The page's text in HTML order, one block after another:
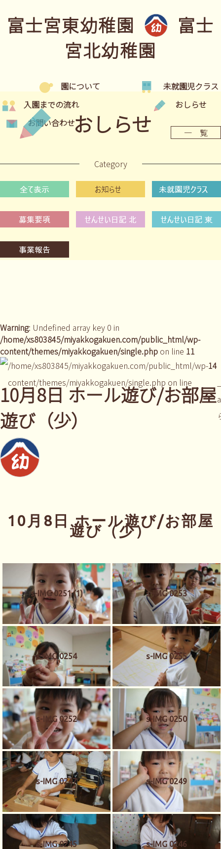
富士宮東幼稚園
富士
宮北幼稚園
園について
未就園児クラス
入園までの流れ
おしらせ
お問い合わせおしらせ 一 覧
Category
Warning: Undefined array key 0 in
/home/xs803845/miyakkogakuen.com/public_html/wp-
content/themes/miyakkogakuen/single.php on line 11
/home/xs803845/miyakkogakuen.com/public_html/wp-
content/themes/miyakkogakuen/single.php on line
14
10月8日 ホール遊び/お部屋
遊び（少）
10月8日 ホール遊び/お部屋
遊び（少）
s-IMG 0251 (1) s-IMG 0253
s-IMG 0254 s-IMG 0255
s-IMG 0252 s-IMG 0250
s-IMG 0247 s-IMG 0249
s-IMG 0245 s-IMG 0246